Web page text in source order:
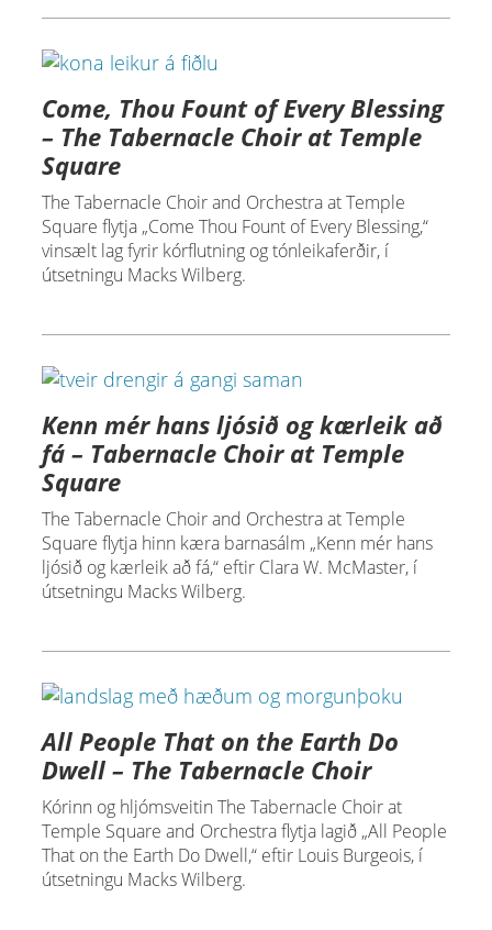
Come, Thou Fount of Every Blessing
– The Tabernacle Choir at Temple
Square
The Tabernacle Choir and Orchestra at Temple
Square flytja „Come Thou Fount of Every Blessing,“
vinsælt lag fyrir kórflutning og tónleikaferðir, í
útsetningu Macks Wilberg.
Kenn mér hans ljósið og kærleik að
fá – Tabernacle Choir at Temple
Square
The Tabernacle Choir and Orchestra at Temple
Square flytja hinn kæra barnasálm „Kenn mér hans
ljósið og kærleik að fá,“ eftir Clara W. McMaster, í
útsetningu Macks Wilberg.
All People That on the Earth Do
Dwell – The Tabernacle Choir
Kórinn og hljómsveitin The Tabernacle Choir at
Temple Square and Orchestra flytja lagið „All People
That on the Earth Do Dwell,“ eftir Louis Burgeois, í
útsetningu Macks Wilberg.